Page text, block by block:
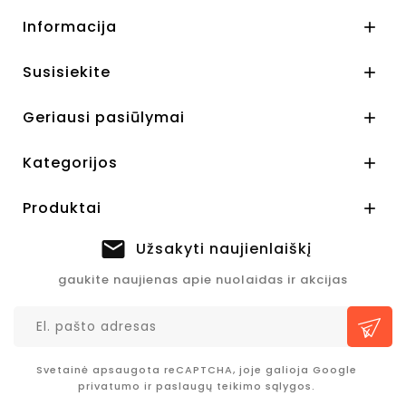
Informacija 
Susisiekite 
Geriausi pasiūlymai 
Kategorijos 
Produktai 
Užsakyti naujienlaiškį
gaukite naujienas apie nuolaidas ir akcijas
Svetainė apsaugota reCAPTCHA, joje galioja Google
privatumo ir paslaugų teikimo sąlygos.